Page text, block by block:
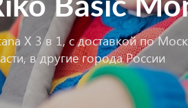
Basic
X 3 в 1, с доставкой по
в другие города России